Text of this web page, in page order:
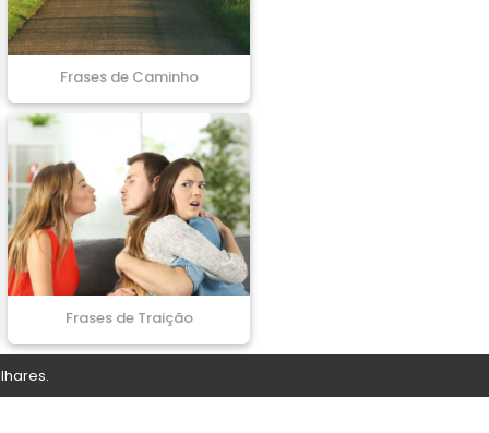
Frases de Caminho
Frases de Traição